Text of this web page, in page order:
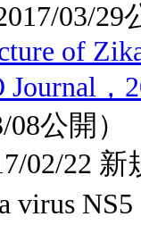
2017/03/29
of
Journal，
08公開）
02/22
virus